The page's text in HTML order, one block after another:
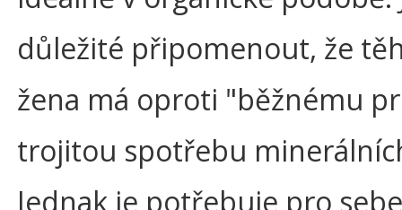
důležité připomenout, že
žena má oproti "běžnému
trojitou spotřebu
Jednak je potřebuje pro